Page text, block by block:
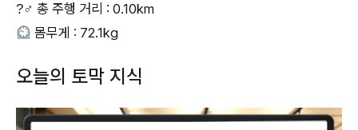
?‍♂‍ 총 주행 거리 : 0.10km
몸무게 : 72.1kg
오늘의 토막 지식